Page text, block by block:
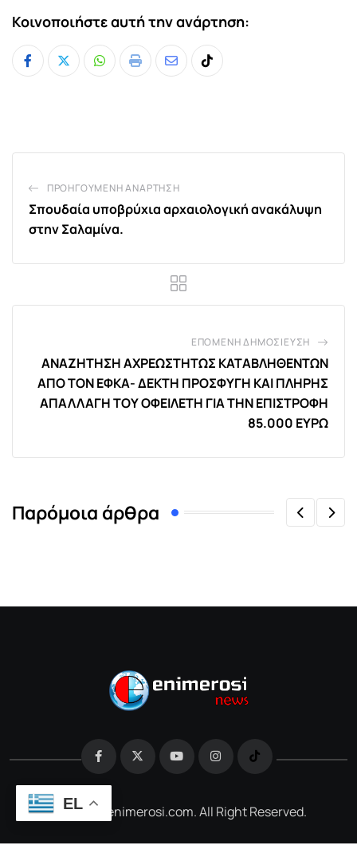
Κοινοποιήστε αυτή την ανάρτηση:
Whatsapp
Print
ShareTiktok
ΠΡΟΗΓΟΎΜΕΝΗ ΑΝΆΡΤΗΣΗ
Σπουδαία υποβρύχια αρχαιολογική ανακάλυψη
στην Σαλαμίνα.
ΕΠΌΜΕΝΗ ΔΗΜΟΣΊΕΥΣΗ
ΑΝΑΖΗΤΗΣΗ ΑΧΡΕΩΣΤΗΤΩΣ ΚΑΤΑΒΛΗΘΕΝΤΩΝ
ΑΠΟ ΤΟΝ ΕΦΚΑ- ΔΕΚΤΗ ΠΡΟΣΦΥΓΗ ΚΑΙ ΠΛΗΡΗΣ
ΑΠΑΛΛΑΓΗ ΤΟΥ ΟΦΕΙΛΕΤΗ ΓΙΑ ΤΗΝ ΕΠΙΣΤΡΟΦΗ
85.000 ΕΥΡΩ
Παρόμοια άρθρα
@2026 e-enimerosi.com. All Right Reserved.
EL